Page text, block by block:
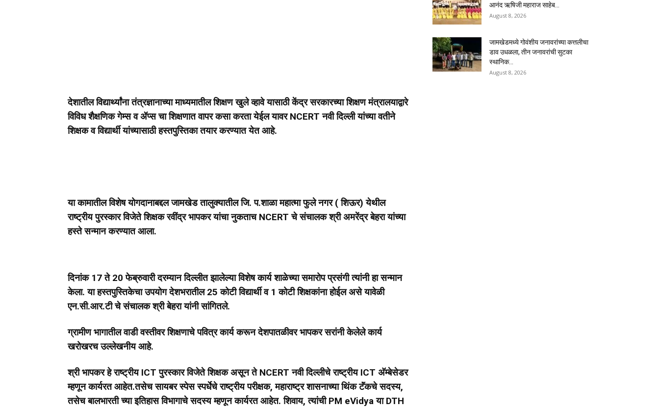
देशातील विद्यार्थ्यांना तंत्रज्ञानाच्या माध्यमातील शिक्षण खुले व्हावे यासाठी केंद्र सरकारच्या शिक्षण मंत्रालयाद्वारे
विविध शैक्षणिक गेम्स व ॲप्स चा शिक्षणात वापर कसा करता येईल यावर NCERT नवी दिल्ली यांच्या वतीने
शिक्षक व विद्यार्थी यांच्यासाठी हस्तपुस्तिका तयार करण्यात येत आहे.
या कामातील विशेष योगदानाबद्दल जामखेड तालुक्यातील जि. प.शाळा महात्मा फुले नगर ( शिऊर) येथील
राष्ट्रीय पुरस्कार विजेते शिक्षक रवींद्र भापकर यांचा नुकताच NCERT चे संचालक श्री अमरेंद्र बेहरा यांच्या
हस्ते सन्मान करण्यात आला.
दिनांक 17 ते 20 फेब्रुवारी दरम्यान दिल्लीत झालेल्या विशेष कार्य शाळेच्या समारोप प्रसंगी त्यांनी हा सन्मान
केला. या हस्तपुस्तिकेचा उपयोग देशभरातील 25 कोटी विद्यार्थी व 1 कोटी शिक्षकांना होईल असे यावेळी
एन.सी.आर.टी चे संचालक श्री बेहरा यांनी सांगितले.
ग्रामीण भागातील वाडी वस्तीवर शिक्षणाचे पवित्र कार्य करून देशपातळीवर भापकर सरांनी केलेले कार्य
खरोखरच उल्लेखनीय आहे.
श्री भापकर हे राष्ट्रीय ICT पुरस्कार विजेते शिक्षक असून ते NCERT नवी दिल्लीचे राष्ट्रीय ICT अ‍ॅम्बेसेडर
म्हणून कार्यरत आहेत.तसेच सायबर स्पेस स्पर्धेचे राष्ट्रीय परीक्षक, महाराष्ट्र शासनाच्या थिंक टॅंकचे सदस्य,
तसेच बालभारती च्या इतिहास विभागाचे सदस्य म्हणून कार्यरत आहेत. शिवाय, त्यांची PM eVidya या DTH
आनंद ऋषिजी महाराज साहेब...
August 8, 2026
जामखेडमध्ये गोवंशीय जनावरांच्या कत्तलीचा
डाव उधळला, तीन जनावरांची सुटका
स्थानिक...
August 8, 2026